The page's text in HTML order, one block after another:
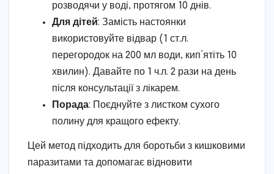
розводячи у воді, протягом 10 днів.
Для дітей: Замість настоянки
використовуйте відвар (1 ст.л.
перегородок на 200 мл води, кип’ятіть 10
хвилин). Давайте по 1 ч.л. 2 рази на день
після консультації з лікарем.
Порада: Поєднуйте з листком сухого
полину для кращого ефекту.
Цей метод підходить для боротьби з кишковими
паразитами та допомагає відновити